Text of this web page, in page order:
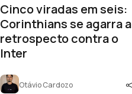
Cinco viradas em seis:
Corinthians se agarra a
retrospecto contra o
Inter
Otávio Cardozo